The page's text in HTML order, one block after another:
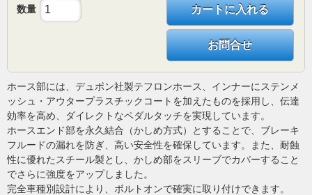
数量 カートに入れる
お問合せ
ホース部には、デュポン社製テフロンホース、インナーにステンメ
ッシュ・アウタープラスチックコートを加えたものを採用し、伝達
効率を高め、ダイレクトなペダルタッチを実現しています。
ホースエンド部を永久結合（かしめ方式）とすることで、ブレーキ
フルードの漏れを防ぎ、高い安全性を確保しています。また、耐蝕
性に優れたスチール製とし、かしめ部をスリーブでカバーすること
でさらに強度をアップしました。
完全車種別設計により、ボルトオンで確実に取り付けできます。